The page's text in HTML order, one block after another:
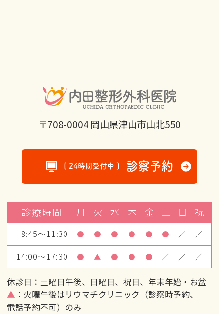
〒708-0004 岡山県津山市山北550
[ 24時間受付中 ] 診察予約
診療時間 月 火 水 木 金 土 日 祝
8:45～11:30 ● ● ● ● ● ● ／ ／
14:00～17:30 ● ▲ ● ● ● ／ ／ ／
休診日：土曜日午後、日曜日、祝日、年末年始・お盆
▲ ：火曜午後はリウマチクリニック（診察時予約、
電話予約不可）のみ